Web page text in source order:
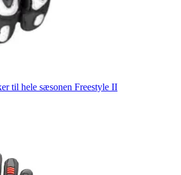
til hele sæsonen Freestyle II